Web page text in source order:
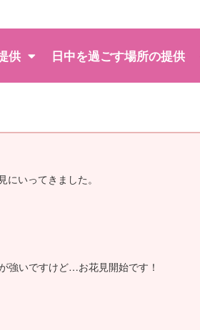
供 日中を過ごす場所の提供
いってきました。
強いですけど…お花見開始です！